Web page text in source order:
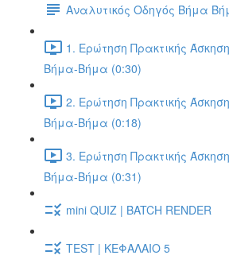
Αναλυτικός Οδηγός Βήμα
1. Ερώτηση Πρακτικής
Βήμα-Βήμα (0:30)
2. Ερώτηση Πρακτικής
Βήμα-Βήμα (0:18)
3. Ερώτηση Πρακτικής
Βήμα-Βήμα (0:31)
mini QUIZ | BATCH RENDER
TEST | ΚΕΦΑΛΑΙΟ 5